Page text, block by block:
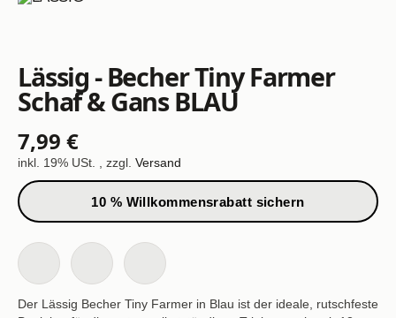
Lässig - Becher Tiny Farmer
Schaf & Gans BLAU
7,99 €
inkl. 19% USt. , zzgl. Versand
10 % Willkommensrabatt sichern
Der Lässig Becher Tiny Farmer in Blau ist der ideale, rutschfeste